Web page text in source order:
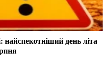
найспекотніший день літа